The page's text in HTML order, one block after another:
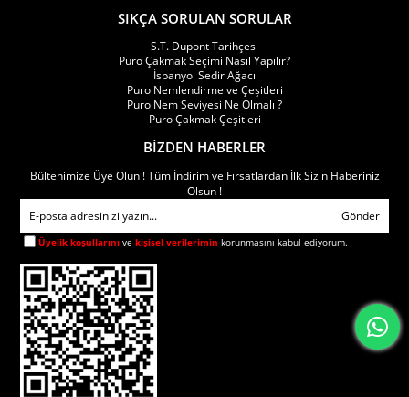
Single torch modeller:
Kompakt gövde yapısı sunar
Cep taşımaya uygundur
Ergonomik kullanım avantajı sağlar
Minimal tasarım anlayışıyla öne çıkar
Metal gövdeli premium seçenekler içerir
kaplama, gunmetal ve lak detaylı modeller yoğun şekilde
araştırılmaktadır.
Çift Alevli (Double Torch) Çakmak Modelleri
SIKÇA SORULAN SORULAR
S.T. Dupont Tarihçesi
Puro Çakmak Seçimi Nasıl Yapılır?
İspanyol Sedir Ağacı
Puro Nemlendirme ve Çeşitleri
Puro Nem Seviyesi Ne Olmalı ?
Puro Çakmak Çeşitleri
BİZDEN HABERLER
Bültenimize Üye Olun ! Tüm İndirim ve Fırsatlardan İlk Sizin Haberiniz
Olsun !
Gönder
Üyelik koşullarını vekişisel verilerimin korunmasını kabul ediyorum.